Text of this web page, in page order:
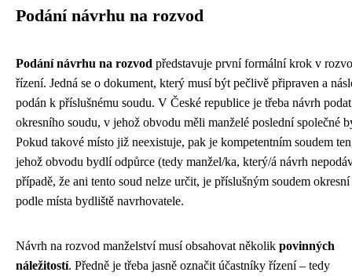
Podání návrhu na rozvod
Podání návrhu na rozvod představuje první formální krok v
řízení. Jedná se o dokument, který musí být pečlivě připraven a
podán k příslušnému soudu. V České republice je třeba návrh
okresního soudu, v jehož obvodu měli manželé poslední společné
Pokud takové místo již neexistuje, pak je kompetentním soudem
jehož obvodu bydlí odpůrce (tedy manžel/ka, který/á návrh
případě, že ani tento soud nelze určit, je příslušným soudem okresní
podle místa bydliště navrhovatele.
Návrh na rozvod manželství musí obsahovat několik povinných
náležitostí. Předně je třeba jasně označit účastníky řízení – tedy